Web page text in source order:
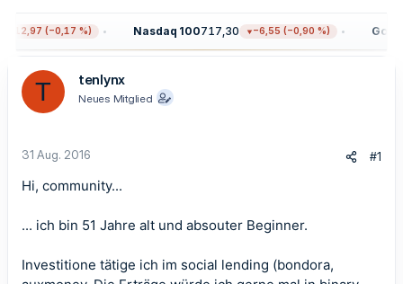
r
a
m
−12,97 (−0,17 %) Nasdaq 100717,30 −6,55 (−0,90 %) Gold
T tenlynx
Neues Mitglied
31 Aug. 2016 #1
Hi, community...
... ich bin 51 Jahre alt und absouter Beginner.
Investitione tätige ich im social lending (bondora,